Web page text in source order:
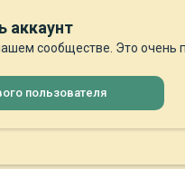
аккаунт
сообществе. Это очень
пользователя